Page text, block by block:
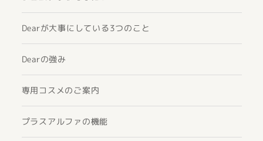
Dearが大事にしている3つのこと
Dearの強み
専用コスメのご案内
プラスアルファの機能